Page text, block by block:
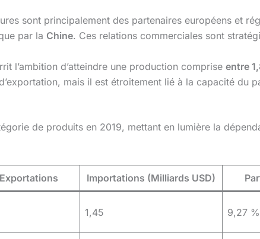
sont principalement des partenaires européens et
par la Chine. Ces relations commerciales sont
l’ambition d’atteindre une production comprise entre
mais il est étroitement lié à la capacité du
de produits en 2019, mettant en lumière la
Importations (Milliards USD)
1,45 9,27 %